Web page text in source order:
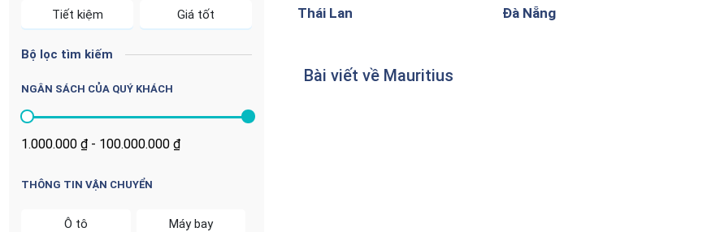
Tiết kiệm Giá tốt
Bộ lọc tìm kiếm
NGÂN SÁCH CỦA QUÝ KHÁCH
THÔNG TIN VẬN CHUYỂN
Ô tô Máy bay
Thái Lan Đà Nẵng
Bài viết về Mauritius